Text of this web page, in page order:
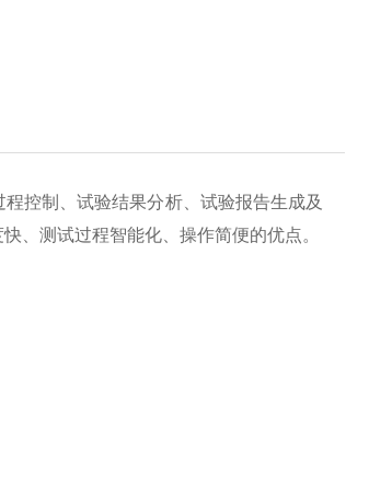
控制、试验结果分析、试验报告生成及
、测试过程智能化、操作简便的优点。